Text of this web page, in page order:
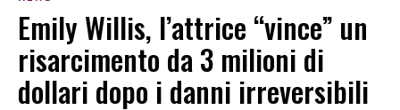
Emily Willis, l’attrice “vince” un
risarcimento da 3 milioni di
dollari dopo i danni irreversibili